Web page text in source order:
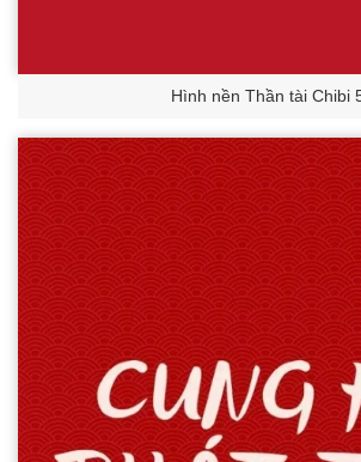
Hình nền Thần tài Chibi